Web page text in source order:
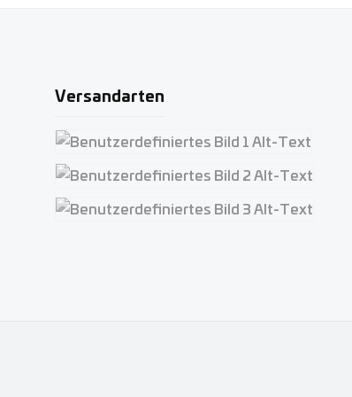
Versandarten
Benutzerdefiniertes Bild 1
Benutzerdefiniertes Bild 2